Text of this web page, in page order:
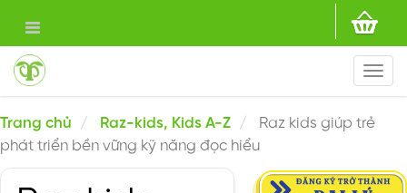
Trang chủ Raz-kids, Kids A-Z
Raz kids giúp trẻ
phát triển bền vững kỹ năng đọc hiểu